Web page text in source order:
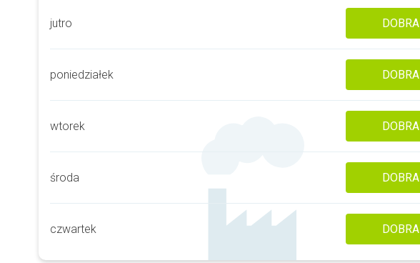
jutro DOBRA
poniedziałek DOBRA
wtorek DOBRA
środa DOBRA
czwartek DOBRA